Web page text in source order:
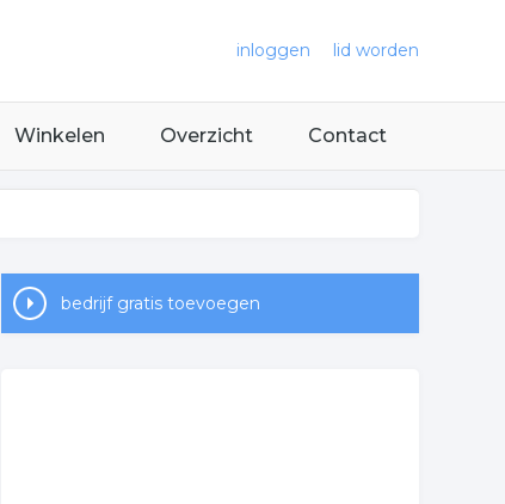
inloggen lid worden
Winkelen Overzicht Contact
bedrijf gratis toevoegen